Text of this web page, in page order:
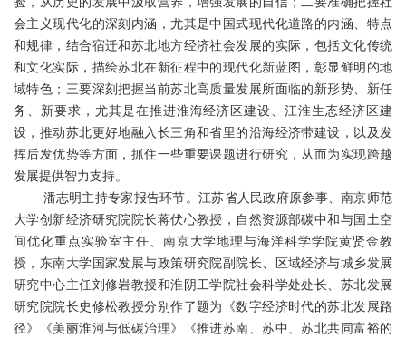
会主义现代化的深刻内涵，尤其是中国式现代化道路的内涵、特点
和规律，结合宿迁和苏北地方经济社会发展的实际，包括文化传统
和文化实际，描绘苏北在新征程中的现代化新蓝图，彰显鲜明的地
域特色；三要深刻把握当前苏北高质量发展所面临的新形势、新任
务、新要求，尤其是在推进淮海经济区建设、江淮生态经济区建
设，推动苏北更好地融入长三角和省里的沿海经济带建设，以及发
挥后发优势等方面，抓住一些重要课题进行研究，从而为实现跨越
发展提供智力支持。
潘志明主持专家报告环节。江苏省人民政府原参事、南京师范
大学创新经济研究院院长蒋伏心教授，自然资源部碳中和与国土空
间优化重点实验室主任、南京大学地理与海洋科学学院黄贤金教
授，东南大学国家发展与政策研究院副院长、区域经济与城乡发展
研究中心主任刘修岩教授和淮阴工学院社会科学处处长、苏北发展
研究院院长史修松教授分别作了题为《数字经济时代的苏北发展路
径》《美丽淮河与低碳治理》《推进苏南、苏中、苏北共同富裕的